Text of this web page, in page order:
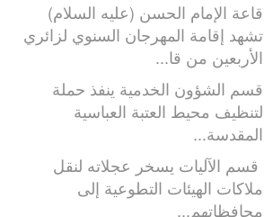
قاعة الإمام الحسن (عليه السلام)
تشهد إقامة المهرجان السنوي لزائري
الأربعين من قا...
قسم الشؤون الخدمية ينفذ حملة
لتنظيف محيط العتبة العباسية
المقدسة...
قسم الآليات يسخر عجلاته لنقل
ملاكات الهيئات التطوعية إلى
محافظاتهم...